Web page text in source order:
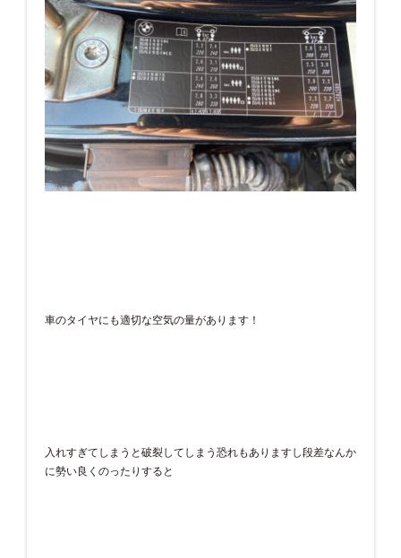
車のタイヤにも適切な空気の量があります！
入れすぎてしまうと破裂してしまう恐れもありますし段差なんか
に勢い良くのったりすると